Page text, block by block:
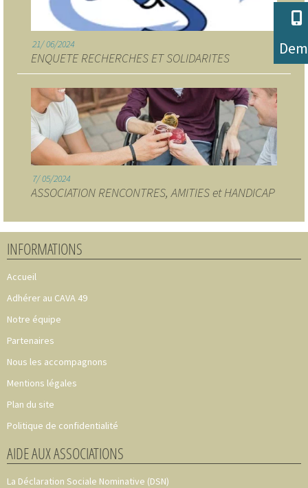
21 06/2024
ENQUETE RECHERCHES ET SOLIDARITES
7 05/2024
ASSOCIATION RENCONTRES, AMITIES et HANDICAP
INFORMATIONS
Accueil
Adhérer au CAVA 49
Notre équipe
Partenaires
Nous les accompagnons
Mentions légales
Plan du site
Politique de confidentialité
AIDE AUX ASSOCIATIONS
La Déclaration Sociale Nominative (DSN)